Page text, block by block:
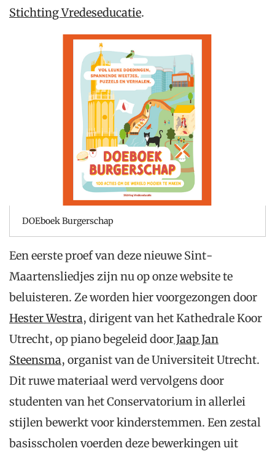
Stichting Vredeseducatie.
DOEboek Burgerschap
Een eerste proef van deze nieuwe Sint-
Maartensliedjes zijn nu op onze website te
beluisteren. Ze worden hier voorgezongen door
Hester Westra, dirigent van het Kathedrale Koor
Utrecht, op piano begeleid doorJaap Jan
Steensma, organist van de Universiteit Utrecht.
Dit ruwe materiaal werd vervolgens door
studenten van het Conservatorium in allerlei
stijlen bewerkt voor kinderstemmen. Een zestal
basisscholen voerden deze bewerkingen uit